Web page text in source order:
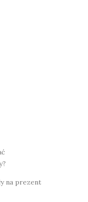
na prezent